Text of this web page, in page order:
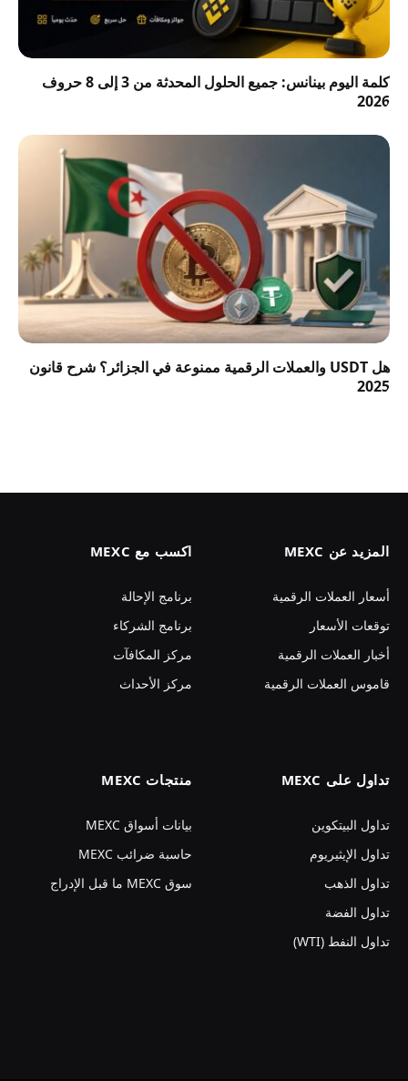
كلمة اليوم بينانس: جميع الحلول المحدثة من 3 إلى 8 حروف
2026
هل USDT والعملات الرقمية ممنوعة في الجزائر؟ شرح قانون
2025
المزيد عن MEXC
أسعار العملات الرقمية
توقعات الأسعار
أخبار العملات الرقمية
قاموس العملات الرقمية
اكسب مع MEXC
برنامج الإحالة
برنامج الشركاء
مركز المكافآت
مركز الأحداث
تداول على MEXC
تداول البيتكوين
تداول الإيثيريوم
تداول الذهب
تداول الفضة
تداول النفط (WTI)
منتجات MEXC
بيانات أسواق MEXC
حاسبة ضرائب MEXC
سوق MEXC ما قبل الإدراج